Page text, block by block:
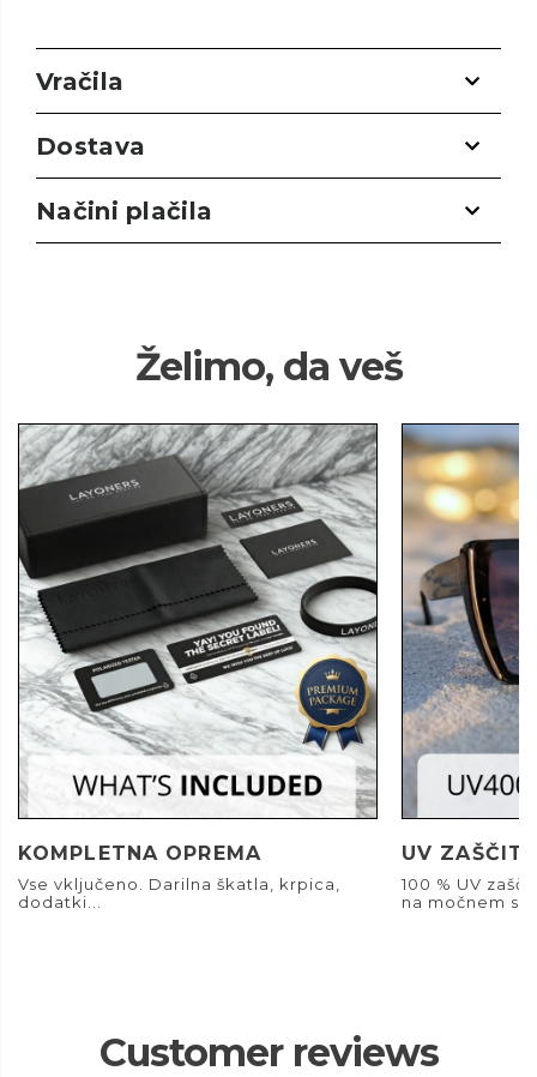
Vračila
Dostava
Načini plačila
Želimo, da veš
KOMPLETNA OPREMA
Vse vključeno. Darilna škatla, krpica,
dodatki...
UV
100 % UV
na močnem
Customer reviews